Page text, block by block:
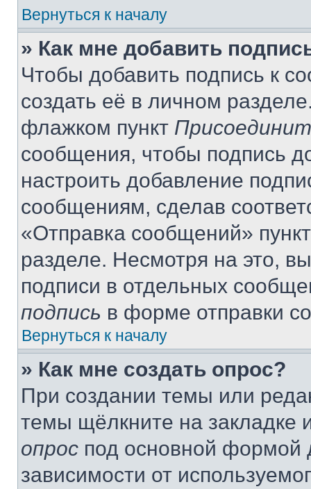
Вернуться к началу
» Как мне добавить
Чтобы добавить подпись к
создать её в личном
флажком пункт
сообщения, чтобы подпись
настроить добавление
сообщениям, сделав
«Отправка сообщений»
разделе. Несмотря на это,
подписи в отдельных
подпись в форме отправки
Вернуться к началу
» Как мне создать опрос?
При создании темы или
темы щёлкните на
опрос под основной формой
зависимости от